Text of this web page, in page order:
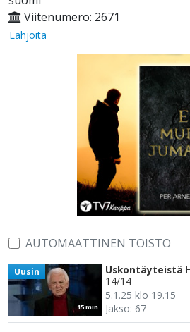
Viitenumero: 2671
Lahjoita
AUTOMAATTINEN TOISTO
15 min
Uusin Uskontäyteistä
14/14
5.1.25 klo 19.15
Jakso: 67